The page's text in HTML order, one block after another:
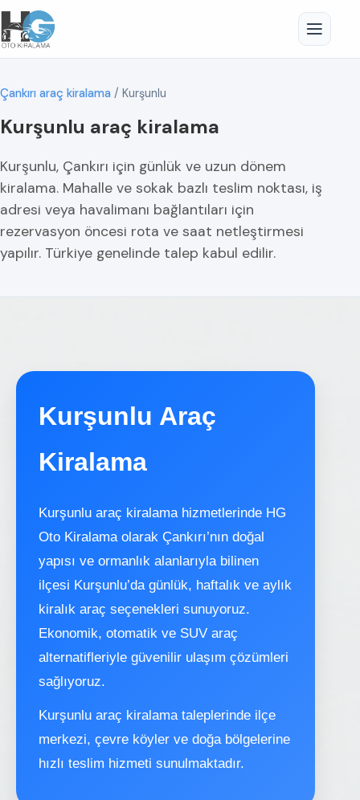
Çankırı araç kiralama / Kurşunlu
Kurşunlu araç kiralama
Kurşunlu, Çankırı için günlük ve uzun dönem
kiralama. Mahalle ve sokak bazlı teslim noktası, iş
adresi veya havalimanı bağlantıları için
rezervasyon öncesi rota ve saat netleştirmesi
yapılır. Türkiye genelinde talep kabul edilir.
Kurşunlu Araç
Kiralama
Kurşunlu araç kiralama hizmetlerinde HG
Oto Kiralama olarak Çankırı’nın doğal
yapısı ve ormanlık alanlarıyla bilinen
ilçesi Kurşunlu’da günlük, haftalık ve aylık
kiralık araç seçenekleri sunuyoruz.
Ekonomik, otomatik ve SUV araç
alternatifleriyle güvenilir ulaşım çözümleri
sağlıyoruz.
Kurşunlu araç kiralama taleplerinde ilçe
merkezi, çevre köyler ve doğa bölgelerine
hızlı teslim hizmeti sunulmaktadır.